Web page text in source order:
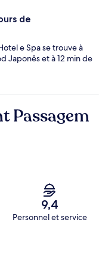
de
e Spa se trouve à
Japonês et à 12 min de
Passagem
9,4
Personnel et service